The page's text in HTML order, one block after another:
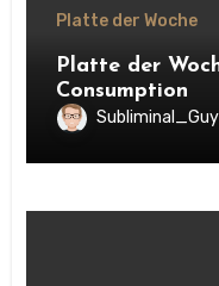
Platte der Woche
Platte der
Consumption
Subliminal_Guy